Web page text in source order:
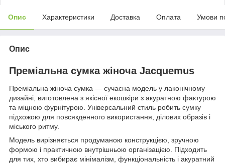
Опис Характеристики Доставка Оплата Умови
Опис
Преміальна сумка жіноча Jacquemus
Преміальна жіноча сумка — сучасна модель у лаконічному
дизайні, виготовлена з якісної екошкіри з акуратною фактурою
та міцною фурнітурою. Універсальний стиль робить сумку
підхожою для повсякденного використання, ділових образів і
міського ритму.
Модель вирізняється продуманою конструкцією, зручною
формою і практичною внутрішньою організацією. Підходить
для тих, хто вибирає мінімалізм, функціональність і акуратний